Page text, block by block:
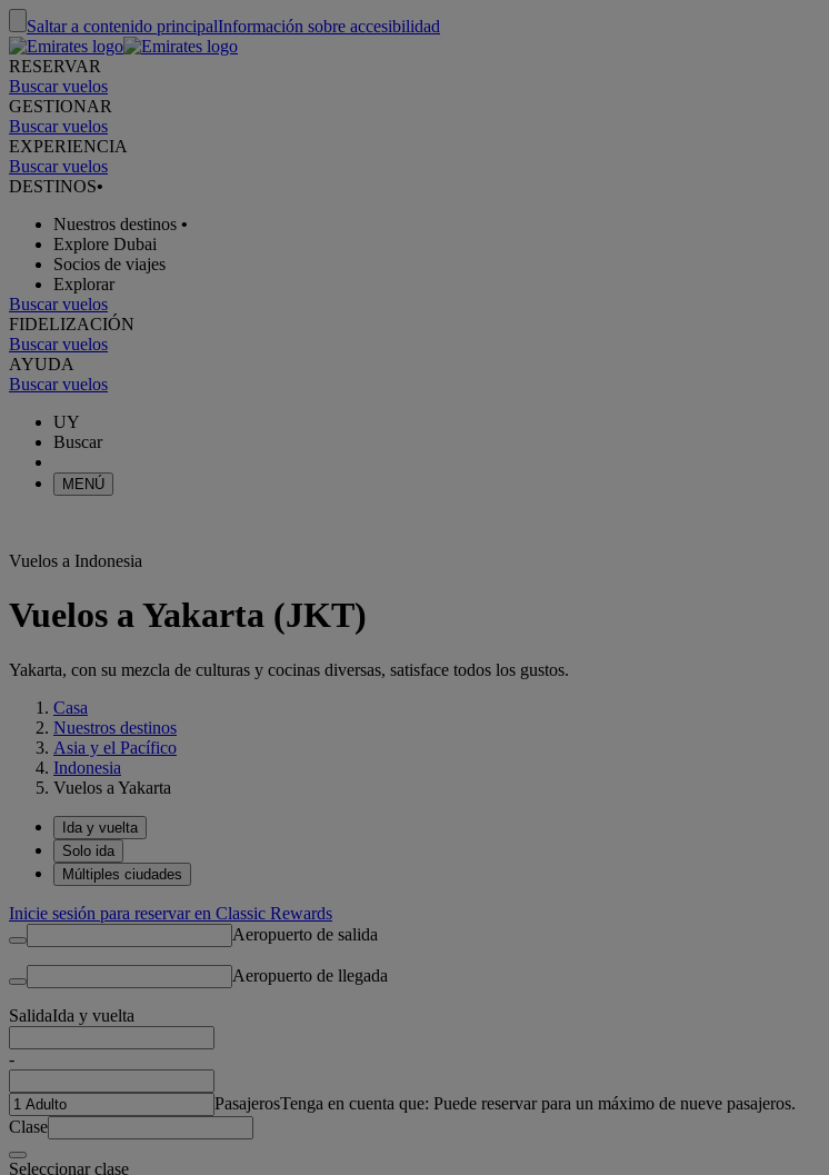
Saltar a contenido principalInformación sobre accesibilidad
RESERVAR
Buscar vuelos
GESTIONAR
Buscar vuelos
EXPERIENCIA
Buscar vuelos
DESTINOS•
Nuestros destinos •
Explore Dubai
Socios de viajes
Explorar
Buscar vuelos
FIDELIZACIÓN
Buscar vuelos
AYUDA
Buscar vuelos
UY
Buscar
MENÚ
Vuelos a Indonesia
Vuelos a Yakarta (JKT)
Yakarta, con su mezcla de culturas y cocinas diversas, satisface todos los gustos.
Casa
Nuestros destinos
Asia y el Pacífico
Indonesia
Vuelos a Yakarta
Ida y vuelta
Solo ida
Múltiples ciudades
Inicie sesión para reservar en Classic Rewards
Aeropuerto de salida
Aeropuerto de llegada
SalidaIda y vuelta
-
PasajerosTenga en cuenta que: Puede reservar para un máximo de nueve pasajeros.
Clase
Seleccionar clase